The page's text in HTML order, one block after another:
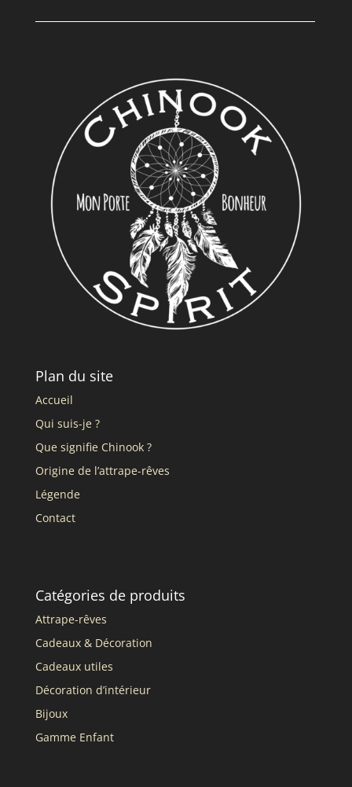
Plan du site
Accueil
Qui suis-je ?
Que signifie Chinook ?
Origine de l’attrape-rêves
Légende
Contact
Catégories de produits
Attrape-rêves
Cadeaux & Décoration
Cadeaux utiles
Décoration d’intérieur
Bijoux
Gamme Enfant